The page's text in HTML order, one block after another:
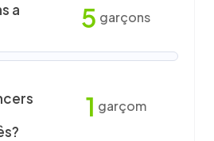
a
5 garçons
1 garçom